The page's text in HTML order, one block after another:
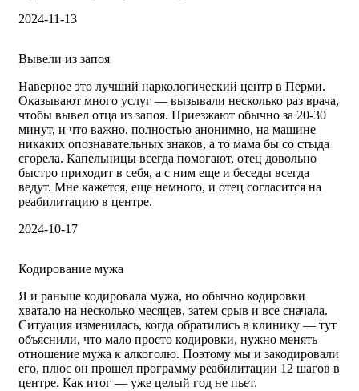
2024-11-13
Вывели из запоя
Наверное это лучший наркологический центр в Перми.
Оказывают много услуг — вызывали несколько раз врача,
чтобы вывел отца из запоя. Приезжают обычно за 20-30
минут, и что важно, полностью анонимно, на машине
никаких опознавательных знаков, а то мама бы со стыда
сгорела. Капельницы всегда помогают, отец довольно
быстро приходит в себя, а с ним еще и беседы всегда
ведут. Мне кажется, еще немного, и отец согласится на
реабилитацию в центре.
2024-10-17
Кодирование мужа
Я и раньше кодировала мужа, но обычно кодировки
хватало на несколько месяцев, затем срыв и все сначала.
Ситуация изменилась, когда обратились в клинику — тут
объяснили, что мало просто кодировки, нужно менять
отношение мужа к алкоголю. Поэтому мы и закодировали
его, плюс он прошел программу реабилитации 12 шагов в
центре. Как итог — уже целый год не пьет.